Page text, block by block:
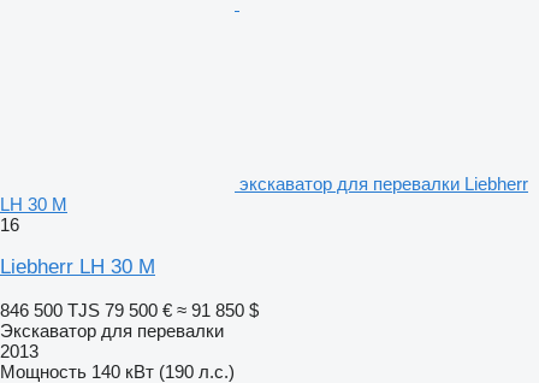
экскаватор для перевалки Liebherr
LH 30 M
16
Liebherr LH 30 M
846 500 TJS 79 500 € ≈ 91 850 $
Экскаватор для перевалки
2013
Мощность 140 кВт (190 л.с.)